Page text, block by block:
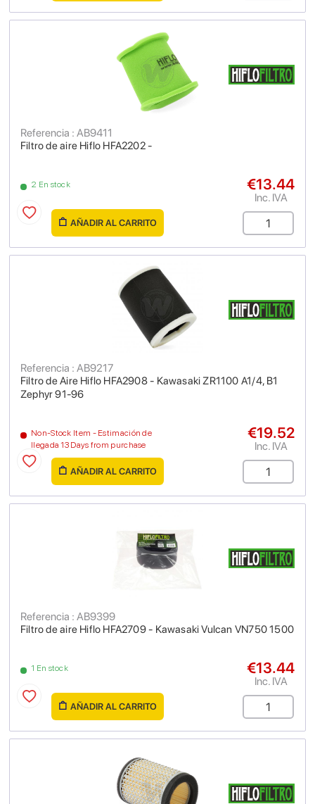
Filtro de aire Hiflo HFA2202 -
Referencia : AB9411
2 En stock €13.44
Inc. IVA
AÑADIR AL CARRITO
Filtro de Aire Hiflo HFA2908 - Kawasaki ZR1100 A1/4, B1
Zephyr 91-96
Referencia : AB9217
Non-Stock Item - Estimación de
llegada 13 Days from purchase
€19.52
Inc. IVA
AÑADIR AL CARRITO
Filtro de aire Hiflo HFA2709 - Kawasaki Vulcan VN750 1500
Referencia : AB9399
1 En stock €13.44
Inc. IVA
AÑADIR AL CARRITO